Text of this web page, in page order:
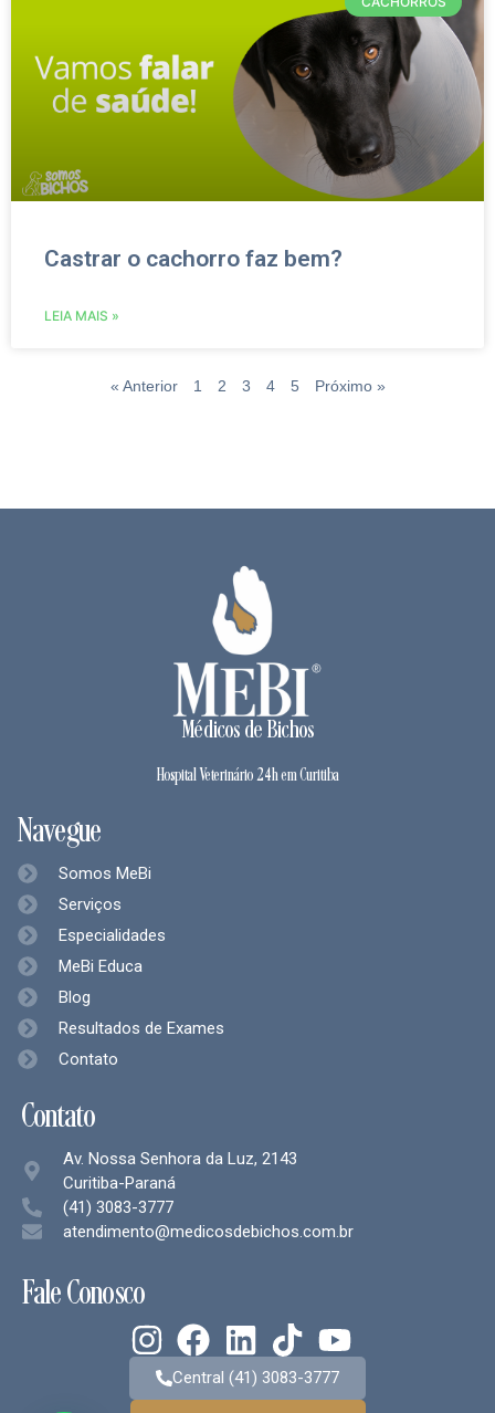
Castrar o cachorro faz bem?
LEIA MAIS »
« Anterior 1 2 3 4 5 Próximo »
Médicos de Bichos
Hospital Veterinário 24h em Curitiba
Navegue
Somos MeBi
Serviços
Especialidades
MeBi Educa
Blog
Resultados de Exames
Contato
Contato
Av. Nossa Senhora da Luz, 2143
Curitiba-Paraná
(41) 3083-3777
atendimento@medicosdebichos.com.br
Fale Conosco
Central (41) 3083-3777